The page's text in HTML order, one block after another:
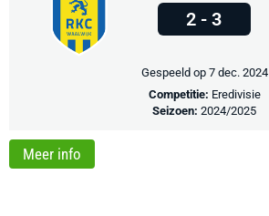
2 - 3
Gespeeld op 7 dec. 2024
Competitie: Eredivisie
Seizoen: 2024/2025
Meer info